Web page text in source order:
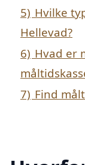
5) Hvilke
Hellevad?
6) Hvad er
7) Find